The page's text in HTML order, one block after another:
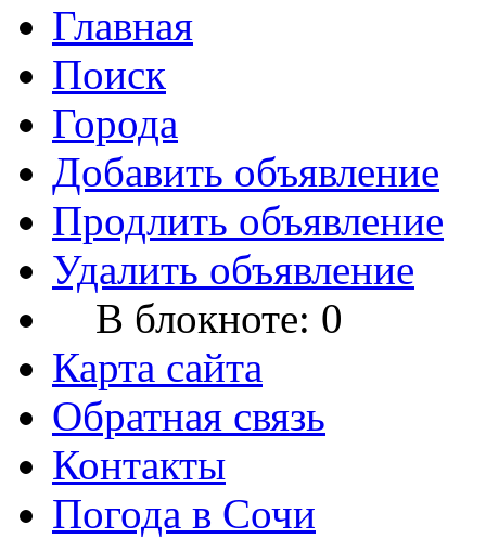
Главная
Поиск
Города
Добавить объявление
Продлить объявление
Удалить объявление
В блокноте: 0
Карта сайта
Обратная связь
Контакты
Погода в Сочи